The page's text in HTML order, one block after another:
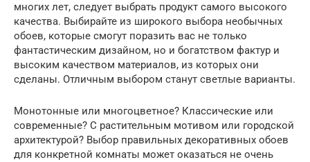
многих лет, следует выбрать продукт самого высокого
качества. Выбирайте из широкого выбора необычных
обоев, которые смогут поразить вас не только
фантастическим дизайном, но и богатством фактур и
высоким качеством материалов, из которых они
сделаны. Отличным выбором станут светлые варианты.
Монотонные или многоцветное? Классические или
современные? С растительным мотивом или городской
архитектурой? Выбор правильных декоративных обоев
для конкретной комнаты может оказаться не очень